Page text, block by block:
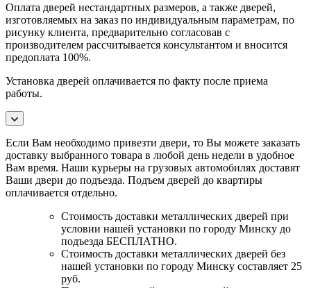
Оплата дверей нестандартных размеров, а также дверей,
изготовляемых на заказ по индивидуальным параметрам, по
рисунку клиента, предварительно согласовав с
производителем рассчитывается консультантом и вносится
предоплата 100%.
Установка дверей оплачивается по факту после приема
работы.
Если Вам необходимо привезти двери, то Вы можете заказать
доставку выбранного товара в любой день недели в удобное
Вам время. Наши курьеры на грузовых автомобилях доставят
Ваши двери до подъезда. Подъем дверей до квартиры
оплачивается отдельно.
Стоимость доставки металлических дверей при
условии нашей установки по городу Минску до
подъезда БЕСПЛАТНО.
Стоимость доставки металлических дверей без
нашей установки по городу Минску составляет 25
руб.